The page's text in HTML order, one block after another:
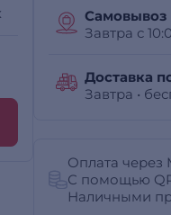
Самовывоз
Завтра с
Доставка
Завтра •
Оплата через
С помощью
Наличными